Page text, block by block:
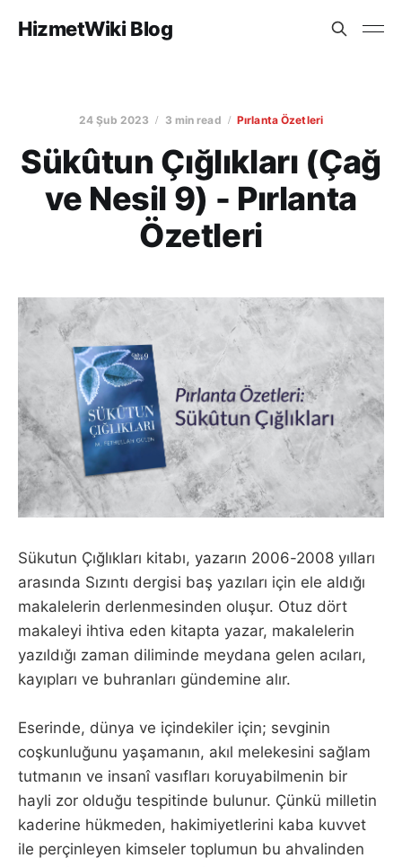
HizmetWiki Blog
24 Şub 2023 3 min read Pırlanta Özetleri
Sükûtun Çığlıkları (Çağ
ve Nesil 9) - Pırlanta
Özetleri
Sükutun Çığlıkları kitabı, yazarın 2006-2008 yılları
arasında Sızıntı dergisi baş yazıları için ele aldığı
makalelerin derlenmesinden oluşur. Otuz dört
makaleyi ihtiva eden kitapta yazar, makalelerin
yazıldığı zaman diliminde meydana gelen acıları,
kayıpları ve buhranları gündemine alır.
Eserinde, dünya ve içindekiler için; sevginin
coşkunluğunu yaşamanın, akıl melekesini sağlam
tutmanın ve insanî vasıfları koruyabilmenin bir
hayli zor olduğu tespitinde bulunur. Çünkü milletin
kaderine hükmeden, hakimiyetlerini kaba kuvvet
ile perçinleyen kimseler toplumun bu ahvalinden